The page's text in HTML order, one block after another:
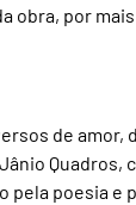
obra, por
de amor,
poesia e